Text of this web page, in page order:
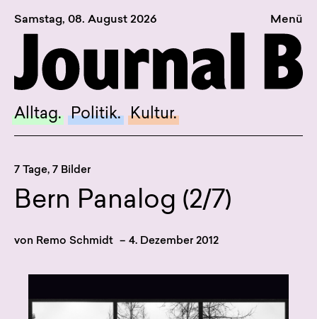
Samstag, 08. August 2026
Alltag. Politik. Kultur.
Menü
Sagt, was Bern bewegt
Alltag.
Politik.
Kultur.
Dossier.
Suche.
BLUESKY
7 Tage, 7 Bilder
Bern Panalog (2/7)
von Remo Schmidt – 4. Dezember 2012